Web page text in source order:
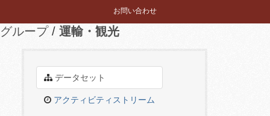
お問い合わせ
グループ 運輸・観光
データセット
アクティビティストリーム